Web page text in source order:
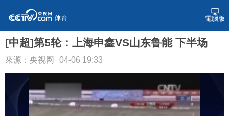
電腦版
[中超]第5轮：上海申鑫VS山东鲁能 下半场
來源：央视网 04-06 19:33